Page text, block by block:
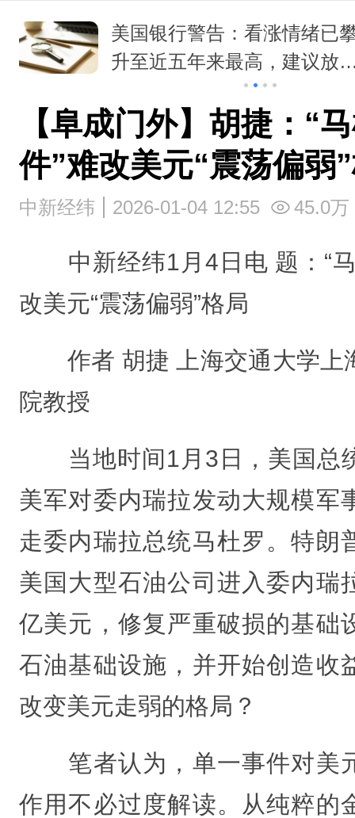
【阜成门外】胡捷：“
件”难改美元“震荡偏弱
中新经纬 2026-01-04 12:55 45.0万
中新经纬1月4日电 题：“马
改美元“震荡偏弱”格局
作者 胡捷 上海交通大学上
院教授
当地时间1月3日，美国总
美军对委内瑞拉发动大规模军
走委内瑞拉总统马杜罗。特朗
美国大型石油公司进入委内瑞
亿美元，修复严重破损的基础
石油基础设施，并开始创造收
改变美元走弱的格局？
笔者认为，单一事件对美
作用不必过度解读。从纯粹的
黄金创1月以来最佳表现，瑞
银喊出5000美元目标价